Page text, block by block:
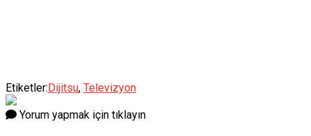
Etiketler:Dijitsu, Televizyon
Yorum yapmak için tıklayın